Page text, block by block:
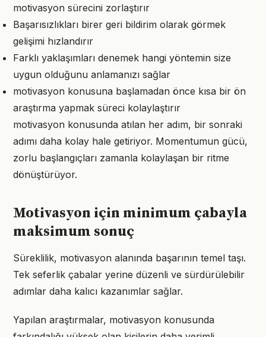
motivasyon sürecini zorlaştırır
Başarısızlıkları birer geri bildirim olarak görmek
gelişimi hızlandırır
Farklı yaklaşımları denemek hangi yöntemin size
uygun olduğunu anlamanızı sağlar
motivasyon konusuna başlamadan önce kısa bir ön
araştırma yapmak süreci kolaylaştırır
motivasyon konusunda atılan her adım, bir sonraki
adımı daha kolay hale getiriyor. Momentumun gücü,
zorlu başlangıçları zamanla kolaylaşan bir ritme
dönüştürüyor.
Motivasyon için minimum çabayla
maksimum sonuç
Süreklilik, motivasyon alanında başarının temel taşı.
Tek seferlik çabalar yerine düzenli ve sürdürülebilir
adımlar daha kalıcı kazanımlar sağlar.
Yapılan araştırmalar, motivasyon konusunda